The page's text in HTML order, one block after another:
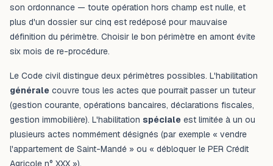
son ordonnance — toute opération hors champ est nulle, et
plus d'un dossier sur cinq est redéposé pour mauvaise
définition du périmètre. Choisir le bon périmètre en amont évite
six mois de re-procédure.
Le Code civil distingue deux périmètres possibles. L'habilitation
générale couvre tous les actes que pourrait passer un tuteur
(gestion courante, opérations bancaires, déclarations fiscales,
gestion immobilière). L'habilitation spéciale est limitée à un ou
plusieurs actes nommément désignés (par exemple « vendre
l'appartement de Saint-Mandé » ou « débloquer le PER Crédit
Agricole n° XXX »).